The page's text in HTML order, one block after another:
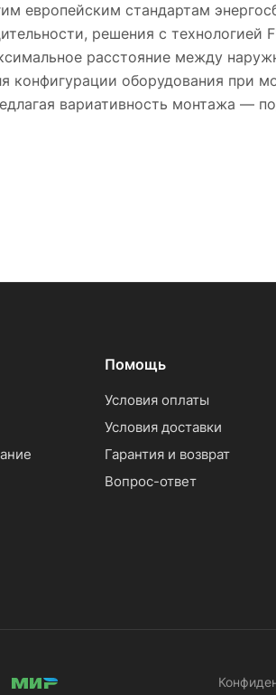
европейским стандартам
решения с технологией
расстояние между
конфигурации оборудования
вариативность монтажа —
Помощь
Условия оплаты
Условия доставки
Гарантия и возврат
Вопрос-ответ